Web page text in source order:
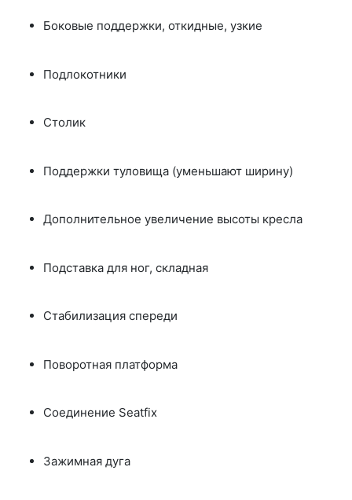
Боковые поддержки, откидные, узкие
Подлокотники
Столик
Поддержки туловища (уменьшают ширину)
Дополнительное увеличение высоты кресла
Подставка для ног, складная
Стабилизация спереди
Поворотная платформа
Соединение Seatfix
Зажимная дуга